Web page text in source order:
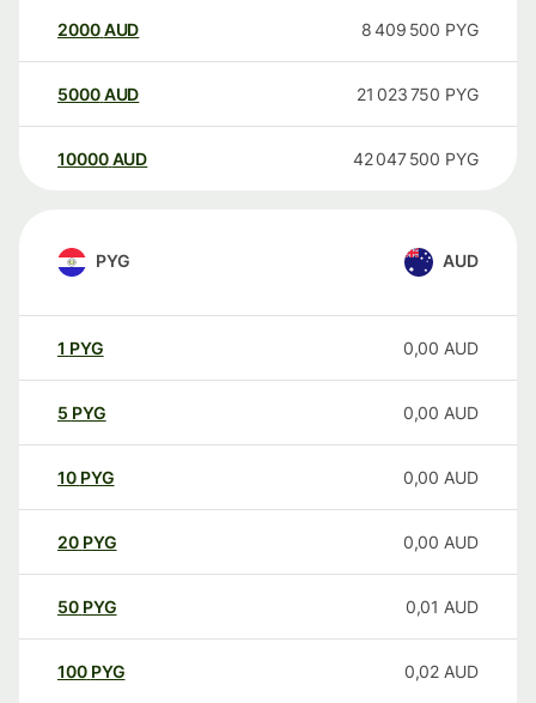
2000AUD 8 409 500 PYG
5000AUD 21 023 750 PYG
10000 AUD 42 047 500 PYG
PYG AUD
1 PYG 0,00 AUD
5 PYG 0,00 AUD
10 PYG 0,00 AUD
20 PYG 0,00 AUD
50 PYG 0,01 AUD
100 PYG 0,02 AUD